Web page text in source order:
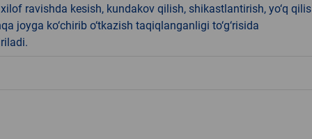
ravishda kesish, kundakov qilish, shikastlantirish, yo‘q
joyga ko‘chirib o‘tkazish taqiqlanganligi to‘g‘risida